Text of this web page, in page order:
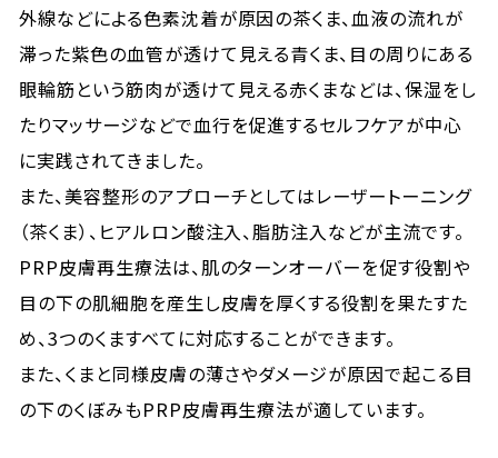
外線などによる色素沈着が原因の茶くま、血液の流れが
滞った紫色の血管が透けて見える青くま、目の周りにある
眼輪筋という筋肉が透けて見える赤くまなどは、保湿をし
たりマッサージなどで血行を促進するセルフケアが中心
に実践されてきました。
また、美容整形のアプローチとしてはレーザートーニング
（茶くま）、ヒアルロン酸注入、脂肪注入などが主流です。
PRP皮膚再生療法は、肌のターンオーバーを促す役割や
目の下の肌細胞を産生し皮膚を厚くする役割を果たすた
め、3つのくますべてに対応することができます。
また、くまと同様皮膚の薄さやダメージが原因で起こる目
の下のくぼみもPRP皮膚再生療法が適しています。